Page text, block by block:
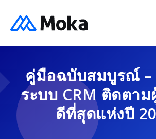
คู่มือฉบับสมบูรณ์ –
ระบบ CRM ติดตา
ดีที่สุดแห่งปี